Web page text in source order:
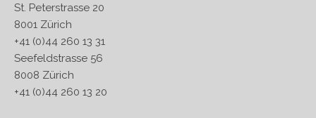
St. Peterstrasse 20
8001 Zürich
+41 (0)44 260 13 31
Seefeldstrasse 56
8008 Zürich
+41 (0)44 260 13 20